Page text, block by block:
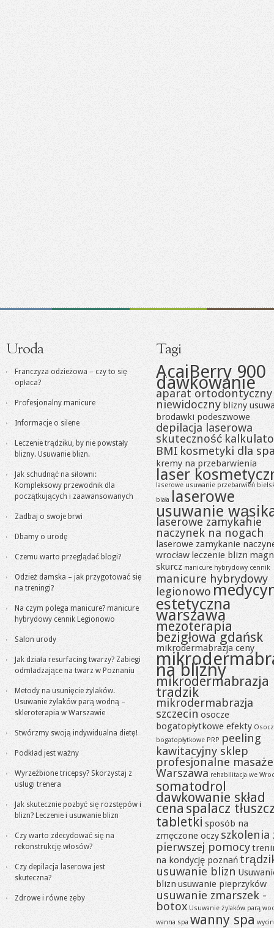
Uroda
Franczyza odzieżowa – czy to się
opłaca?
Profesjonalny manicure
Informacje o silene
Leczenie trądziku, by nie powstały
blizny. Usuwanie blizn.
Jak schudnąć na siłowni:
Kompleksowy przewodnik dla
początkujących i zaawansowanych
Zadbaj o swoje brwi
Dbamy o urodę
Czemu warto przeglądać blogi?
Odzież damska – jak przygotować się
na treningi?
Na czym polega manicure? manicure
hybrydowy cennik Legionowo
Salon urody
Jak działa resurfacing twarzy? Zabiegi
odmładzające na twarz w Poznaniu
Metody na usunięcie żylaków.
Usuwanie żylaków parą wodną –
skleroterapia w Warszawie
Stwórzmy swoją indywidualna dietę!
Podkład jest ważny
Wyrzeźbione tricepsy? Skorzystaj z
usługi trenera
Jak skutecznie pozbyć się rozstępów i
blizn? Leczenie i usuwanie blizn
Czy warto zdecydować się na
rekonstrukcję włosów?
Czy depilacja laserowa jest
skuteczna?
Zdrowe i równe zęby
Tagi
AcaiBerry 900
dawkowanie
aparat ortodontyczny
niewidoczny blizny
brodawki podeszwowe
depilacja laserowa
skuteczność
BMI kosmetyki dla
kremy na przebarwienia
laser
laserowe usuwanie przebarwień
biała laserowe
usuwanie
laserowe zamykanie
naczynek na nogach
laserowe zamykanie
wrocław leczenie blizn
skurcz manicure hybrydowy cennik
manicure hybrydowy
legionowo
estetyczna
warszawa
mezoterapia
bezigłowa gdańsk
mikrodermabrazja ceny
na blizny
mikrodermabrazja
tradzik
mikrodermabrazja
szczecin osocze
bogatopłytkowe efekty
bogatopłytkowe PRP peeling
kawitacyjny sklep
profesjonalne masaże
Warszawa rehabilitacja we
somatodrol
dawkowanie skład
cena spalacz
tabletki sposób na
zmęczone oczy szkolenia
pierwszej pomocy
na kondycję poznań
usuwanie blizn
blizn usuwanie pieprzyków
usuwanie zmarszek -
botox Usuwanie żylaków parą
wanna spa wanny spa